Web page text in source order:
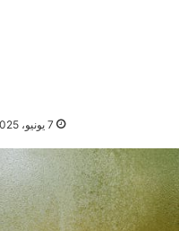
7 يونيو، 2025